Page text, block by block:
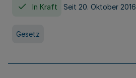
In Kraft Seit 20. Oktober 2016
Gesetz